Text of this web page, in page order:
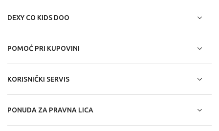
DEXY CO KIDS DOO
POMOĆ PRI KUPOVINI
KORISNIČKI SERVIS
PONUDA ZA PRAVNA LICA